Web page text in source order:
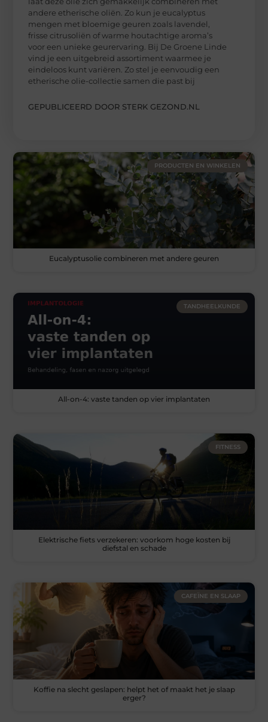
andere etherische oliën. Zo kun je eucalyptus
mengen met bloemige geuren zoals lavendel,
frisse citrusoliën of warme houtachtige aroma’s
voor een unieke geurervaring. Bij De Groene Linde
vind je een uitgebreid assortiment waarmee je
eindeloos kunt variëren. Zo stel je eenvoudig een
etherische olie-collectie samen die past bij
GEPUBLICEERD DOOR STERK GEZOND.NL
PRODUCTEN EN WINKELEN
Eucalyptusolie combineren met andere geuren
TANDHEELKUNDE
All-on-4: vaste tanden op vier implantaten
FITNESS
Elektrische fiets verzekeren: voorkom hoge kosten bij
diefstal en schade
CAFEÏNE EN SLAAP
Koffie na slecht geslapen: helpt het of maakt het je slaap
erger?